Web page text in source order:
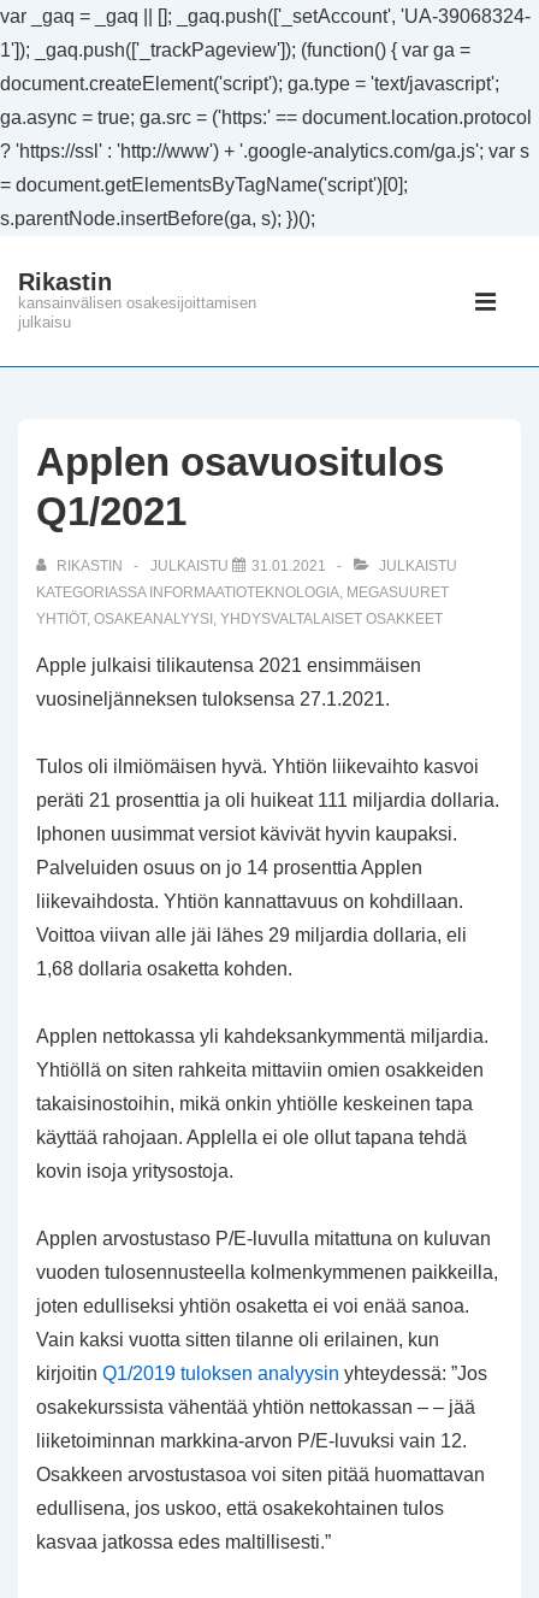
var _gaq = _gaq || []; _gaq.push(['_setAccount', 'UA-39068324-
1']); _gaq.push(['_trackPageview']); (function() { var ga =
document.createElement('script'); ga.type = 'text/javascript';
ga.async = true; ga.src = ('https:' == document.location.protocol
? 'https://ssl' : 'http://www') + '.google-analytics.com/ga.js'; var s
= document.getElementsByTagName('script')[0];
s.parentNode.insertBefore(ga, s); })();
Siirry
pääsisältöön
Rikastin
kansainvälisen osakesijoittamisen
julkaisu
Applen osavuositulos
Q1/2021
RIKASTIN JULKAISTU 31.01.2021
JULKAISTU
KATEGORIASSA INFORMAATIOTEKNOLOGIA, MEGASUURET
YHTIÖT, OSAKEANALYYSI , YHDYSVALTALAISET OSAKKEET
Apple julkaisi tilikautensa 2021 ensimmäisen
vuosineljänneksen tuloksensa 27.1.2021.
Tulos oli ilmiömäisen hyvä. Yhtiön liikevaihto kasvoi
peräti 21 prosenttia ja oli huikeat 111 miljardia dollaria.
Iphonen uusimmat versiot kävivät hyvin kaupaksi.
Palveluiden osuus on jo 14 prosenttia Applen
liikevaihdosta. Yhtiön kannattavuus on kohdillaan.
Voittoa viivan alle jäi lähes 29 miljardia dollaria, eli
1,68 dollaria osaketta kohden.
Applen nettokassa yli kahdeksankymmentä miljardia.
Yhtiöllä on siten rahkeita mittaviin omien osakkeiden
takaisinostoihin, mikä onkin yhtiölle keskeinen tapa
käyttää rahojaan. Applella ei ole ollut tapana tehdä
kovin isoja yritysostoja.
Applen arvostustaso P/E-luvulla mitattuna on kuluvan
vuoden tulosennusteella kolmenkymmenen paikkeilla,
joten edulliseksi yhtiön osaketta ei voi enää sanoa.
Vain kaksi vuotta sitten tilanne oli erilainen, kun
kirjoitin Q1/2019 tuloksen analyysin yhteydessä: ”Jos
osakekurssista vähentää yhtiön nettokassan – – jää
liiketoiminnan markkina-arvon P/E-luvuksi vain 12.
Osakkeen arvostustasoa voi siten pitää huomattavan
edullisena, jos uskoo, että osakekohtainen tulos
kasvaa jatkossa edes maltillisesti.”